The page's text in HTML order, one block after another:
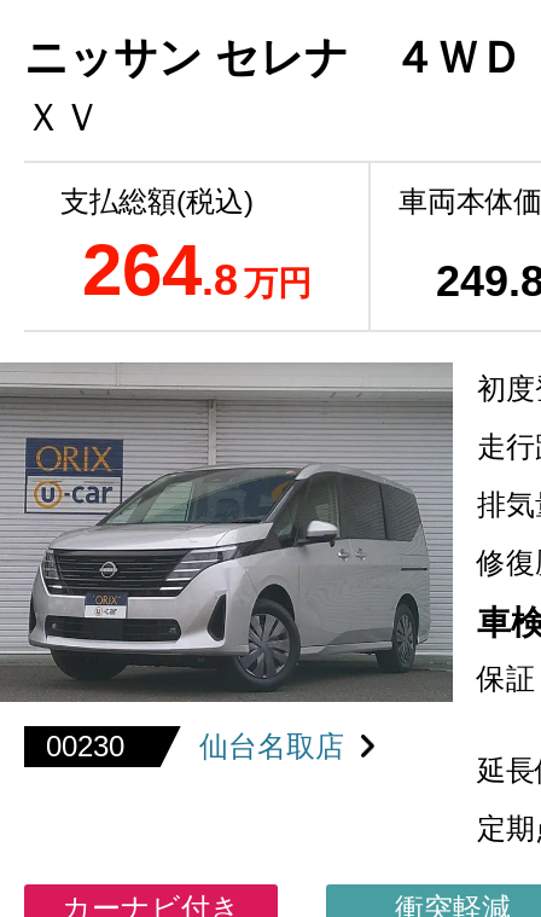
ニッサン セレナ ４ＷＤ
ＸＶ
支払総額(税込)
264.8万円
車両本体
249
00230 仙台名取店
初
走
排気
修復
車
保証
延
定
カーナビ付き 衝突軽減